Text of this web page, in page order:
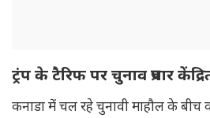
ट्रंप के टैरिफ पर चुनाव प्रचार
कनाडा में चल रहे चुनावी माहौल के बीच